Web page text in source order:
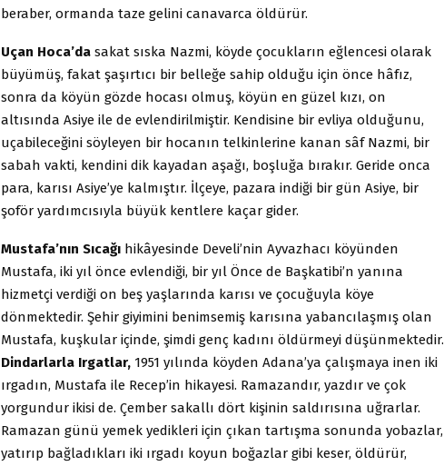
beraber, ormanda taze gelini canavarca öldürür.
Uçan Hoca’da sakat sıska Nazmi, köyde çocukların eğlencesi olarak
büyümüş, fakat şaşırtıcı bir belleğe sahip olduğu için önce hâfız,
sonra da köyün gözde hocası olmuş, köyün en güzel kızı, on
altısında Asiye ile de evlendirilmiştir. Kendisine bir evliya olduğunu,
uçabileceğini söyleyen bir hocanın telkinlerine kanan sâf Nazmi, bir
sabah vakti, kendini dik kayadan aşağı, boşluğa bırakır. Geride onca
para, karısı Asiye’ye kalmıştır. İlçeye, pazara indiği bir gün Asiye, bir
şoför yardımcısıyla büyük kentlere kaçar gider.
Mustafa’nın Sıcağı hikâyesinde Develi’nin Ayvazhacı köyünden
Mustafa, iki yıl önce evlendiği, bir yıl Önce de Başkatibi’n yanına
hizmetçi verdiği on beş yaşlarında karısı ve çocuğuyla köye
dönmektedir. Şehir giyimini benimsemiş karısına yabancılaşmış olan
Mustafa, kuşkular içinde, şimdi genç kadını öldürmeyi düşünmektedir.
Dindarlarla Irgatlar, 1951 yılında köyden Adana’ya çalışmaya inen iki
ırgadın, Mustafa ile Recep’in hikayesi. Ramazandır, yazdır ve çok
yorgundur ikisi de. Çember sakallı dört kişinin saldırısına uğrarlar.
Ramazan günü yemek yedikleri için çıkan tartışma sonunda yobazlar,
yatırıp bağladıkları iki ırgadı koyun boğazlar gibi keser, öldürür,